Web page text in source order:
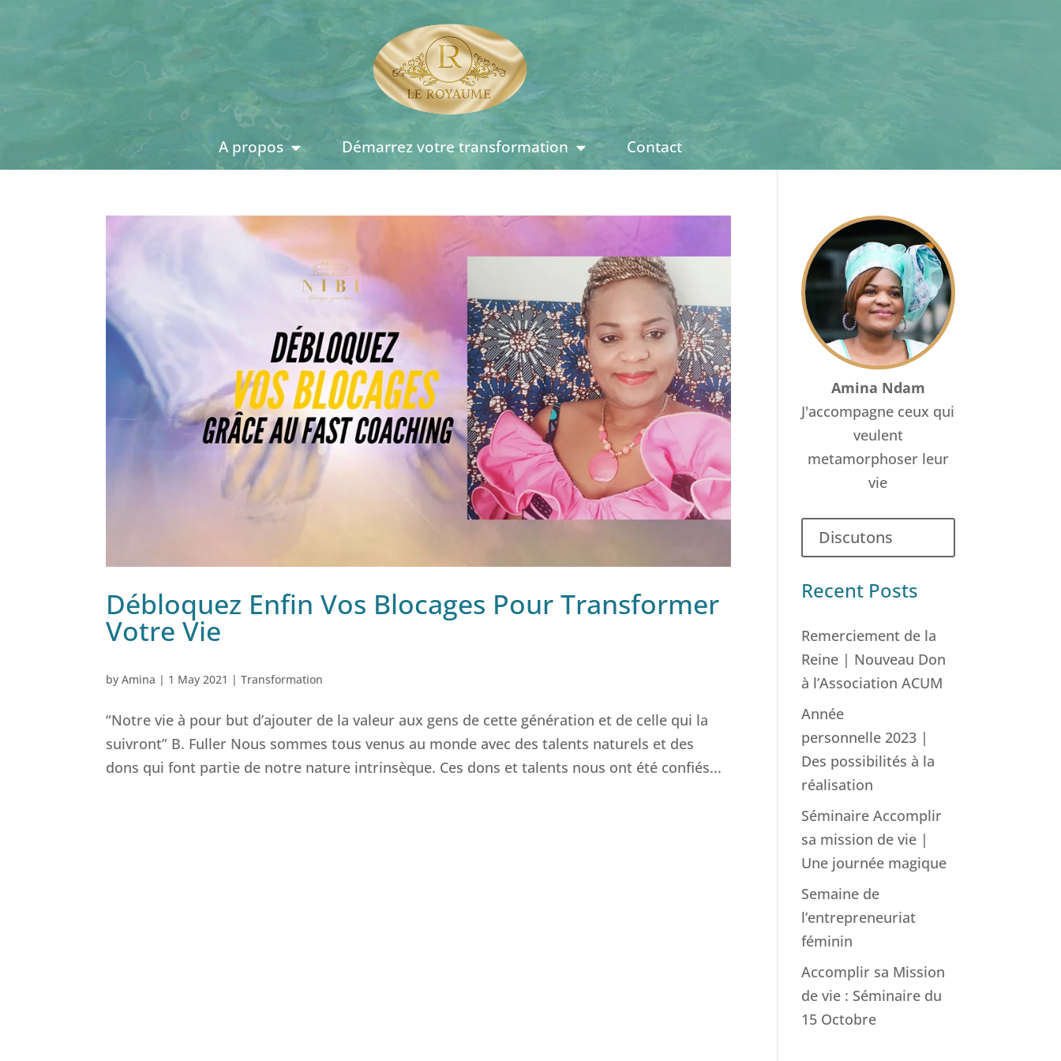
A propos Démarrez votre transformation Contact
Débloquez Enfin Vos Blocages Pour Transformer
Votre Vie
byAmina | 1 May 2021 |Transformation
“Notre vie à pour but d’ajouter de la valeur aux gens de cette génération et de celle qui la
suivront” B. Fuller Nous sommes tous venus au monde avec des talents naturels et des
dons qui font partie de notre nature intrinsèque. Ces dons et talents nous ont été confiés...
Amina Ndam
J'accompagne ceux qui
veulent
metamorphoser leur
vie
Discutons
Recent Posts
Remerciement de la
Reine | Nouveau Don
à l’Association ACUM
Année
personnelle 2023 |
Des possibilités à la
réalisation
Séminaire Accomplir
sa mission de vie |
Une journée magique
Semaine de
l’entrepreneuriat
féminin
Accomplir sa Mission
de vie : Séminaire du
15 Octobre